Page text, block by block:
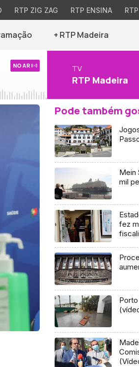
RTP ZIG ZAG RTP ENSINA
+ RTP Madeira
NO AR TV
RTP Madeira
Pode também
Jogos
Mein
mil
fez